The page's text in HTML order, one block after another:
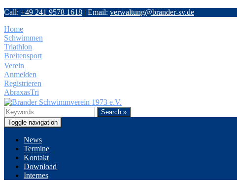
Call: +49 241 9578 1618 | Email: verwaltung@brander-sv.de
Home
Schwimmen
Triathlon
Breitensport
Verein
Anmelden
Registrieren
AbraxasTri
Search »
Toggle navigation
News
Termine
Kontakt
Download
Internes